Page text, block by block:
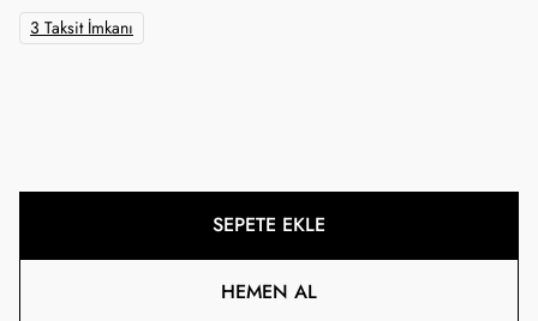
3 Taksit İmkanı
SEPETE EKLE
HEMEN AL